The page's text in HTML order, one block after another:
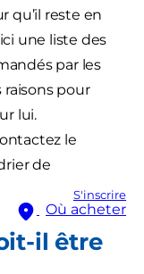
S'inscrire
Où acheter
qu’il reste en
une liste des
par les
raisons pour
lui.
le
de
il être